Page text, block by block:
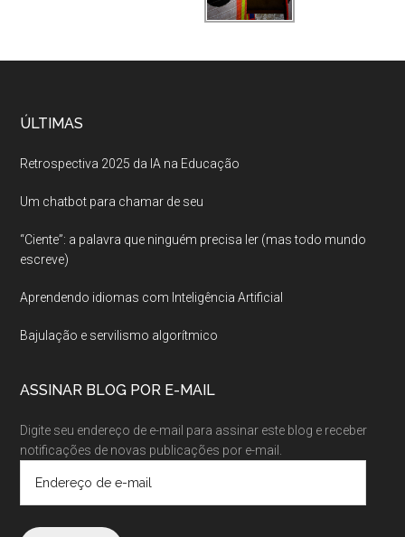
ÚLTIMAS
Retrospectiva 2025 da IA na Educação
Um chatbot para chamar de seu
“Ciente”: a palavra que ninguém precisa ler (mas todo mundo
escreve)
Aprendendo idiomas com Inteligência Artificial
Bajulação e servilismo algorítmico
ASSINAR BLOG POR E-MAIL
Digite seu endereço de e-mail para assinar este blog e receber
notificações de novas publicações por e-mail.
e-
mail